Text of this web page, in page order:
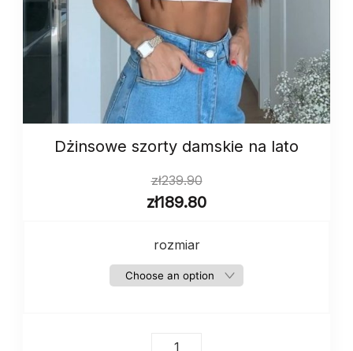
Dżinsowe szorty damskie na lato
zł239.90
zł189.80
rozmiar
Dżinsowe